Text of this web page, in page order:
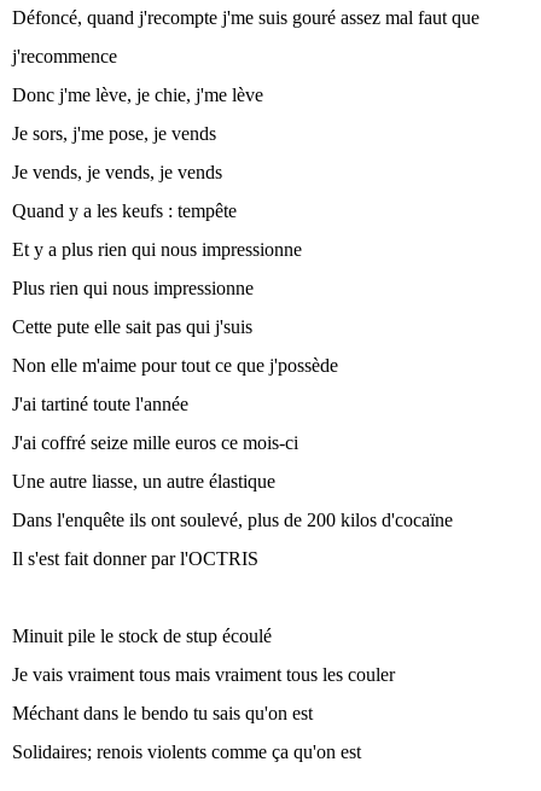
Défoncé, quand j'recompte j'me suis gouré assez mal faut que
j'recommence
Donc j'me lève, je chie, j'me lève
Je sors, j'me pose, je vends
Je vends, je vends, je vends
Quand y a les keufs : tempête
Et y a plus rien qui nous impressionne
Plus rien qui nous impressionne
Cette pute elle sait pas qui j'suis
Non elle m'aime pour tout ce que j'possède
J'ai tartiné toute l'année
J'ai coffré seize mille euros ce mois-ci
Une autre liasse, un autre élastique
Dans l'enquête ils ont soulevé, plus de 200 kilos d'cocaïne
Il s'est fait donner par l'OCTRIS
Minuit pile le stock de stup écoulé
Je vais vraiment tous mais vraiment tous les couler
Méchant dans le bendo tu sais qu'on est
Solidaires; renois violents comme ça qu'on est